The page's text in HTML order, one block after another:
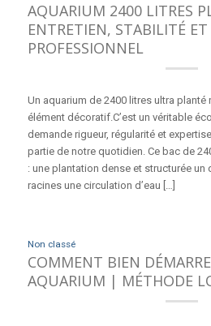
AQUARIUM 2400 LITRES
ENTRETIEN, STABILITÉ
PROFESSIONNEL
Un aquarium de 2400 litres ultra planté
élément décoratif.C’est un véritable
demande rigueur, régularité et
partie de notre quotidien. Ce bac de
: une plantation dense et structurée un
racines une circulation d’eau […]
Non classé
COMMENT BIEN
AQUARIUM | MÉTHODE